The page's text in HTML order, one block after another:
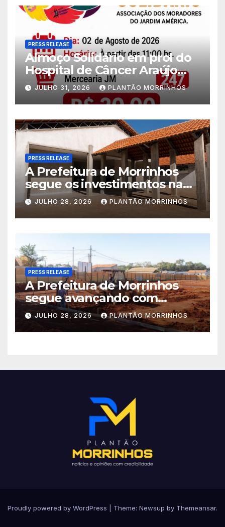
PRESS RELEASE
Almoço Solidário em prol do
Hospital de Câncer Araújo
Jorge é realizado no Jardim
América
JULHO 31, 2026 PLANTÃO MORRINHOS
PRESS RELEASE
A Prefeitura de Morrinhos
segue os investimentos na
educação. A obra da Escola
Municipal Eudóxio de
Figueiredo avança em ritmo
acelerado e já ganha forma.
JULHO 28, 2026 PLANTÃO MORRINHOS
PRESS RELEASE
A Prefeitura de Morrinhos
segue avançando com
importantes investimentos
no Setor Arca de Noé.
JULHO 28, 2026 PLANTÃO MORRINHOS
Proudly powered by WordPress Theme: Newsup by Themeansar.